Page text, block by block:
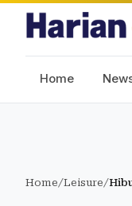
Home
Home/Leisure/